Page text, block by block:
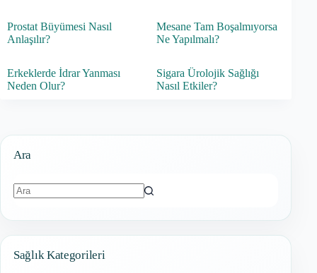
Prostat Büyümesi Nasıl
Anlaşılır?
Mesane Tam Boşalmıyorsa
Ne Yapılmalı?
Erkeklerde İdrar Yanması
Neden Olur?
Sigara Ürolojik Sağlığı
Nasıl Etkiler?
Ara
Sağlık Kategorileri